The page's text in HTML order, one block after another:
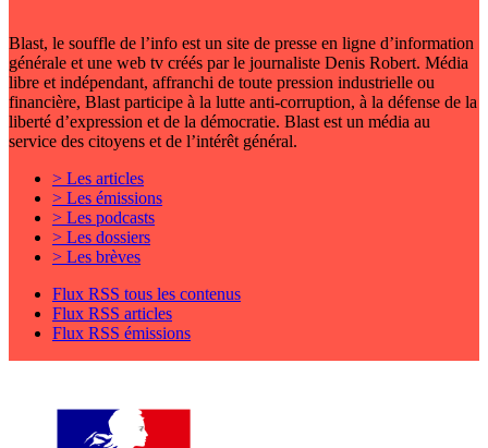
Blast, le souffle de l’info est un site de presse en ligne d’information
générale et une web tv créés par le journaliste Denis Robert. Média
libre et indépendant, affranchi de toute pression industrielle ou
financière, Blast participe à la lutte anti-corruption, à la défense de la
liberté d’expression et de la démocratie. Blast est un média au
service des citoyens et de l’intérêt général.
> Les articles
> Les émissions
> Les podcasts
> Les dossiers
> Les brèves
Flux RSS tous les contenus
Flux RSS articles
Flux RSS émissions